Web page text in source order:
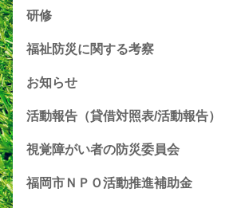
研修
福祉防災に関する考察
お知らせ
活動報告（貸借対照表/活動報告）
視覚障がい者の防災委員会
福岡市ＮＰＯ活動推進補助金